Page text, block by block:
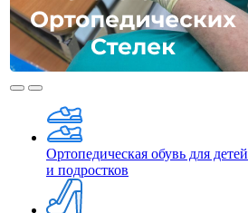
Ортопедическая обувь для детей
и подростков